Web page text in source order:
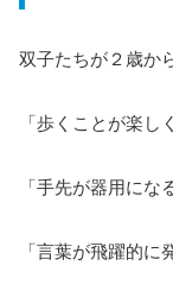
双子たちが２歳か
「歩くことが楽し
「手先が器用にな
「言葉が飛躍的に